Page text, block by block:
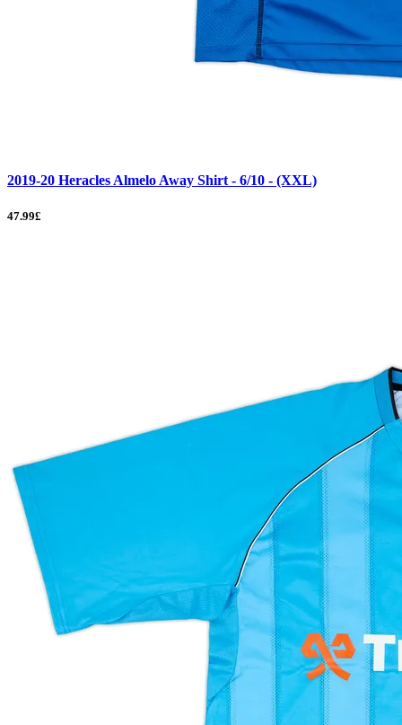
2019-20 Heracles Almelo Away Shirt - 6/10 - (XXL)
47.99£